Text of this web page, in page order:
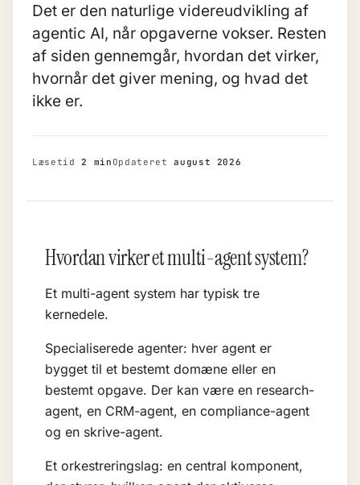
Det er den naturlige videreudvikling af
agentic AI, når opgaverne vokser. Resten
af siden gennemgår, hvordan det virker,
hvornår det giver mening, og hvad det
ikke er.
Læsetid2 min Opdateretaugust 2026
Hvordan virker et multi-agent system?
Et multi-agent system har typisk tre
kernedele.
Specialiserede agenter: hver agent er
bygget til et bestemt domæne eller en
bestemt opgave. Der kan være en research-
agent, en CRM-agent, en compliance-agent
og en skrive-agent.
Et orkestreringslag: en central komponent,